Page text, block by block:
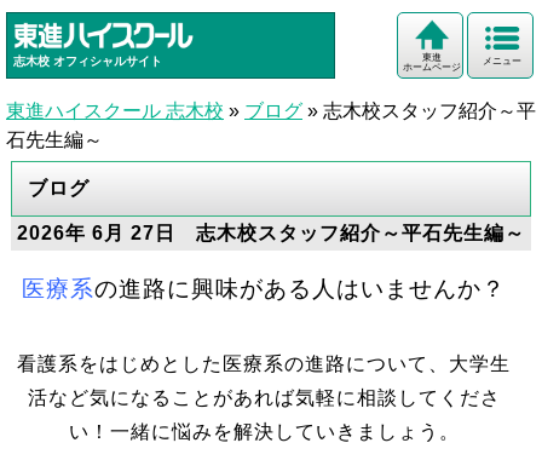
志木校 オフィシャルサイト メニュー
東進
ホームページ
東進ハイスクール 志木校 » ブログ » 志木校スタッフ紹介～平
石先生編～
ブログ
2026年 6月 27日 志木校スタッフ紹介～平石先生編～
医療系の進路に興味がある人はいませんか？
看護系をはじめとした医療系の進路について、大学生
活など気になることがあれば気軽に相談してくださ
い！一緒に悩みを解決していきましょう。